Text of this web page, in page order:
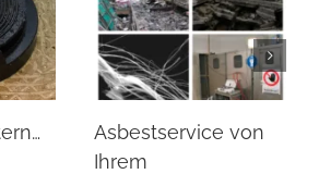
Asbestservice von
Ihrem